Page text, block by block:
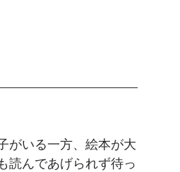
がいる一方、絵本が大
読んであげられず待っ